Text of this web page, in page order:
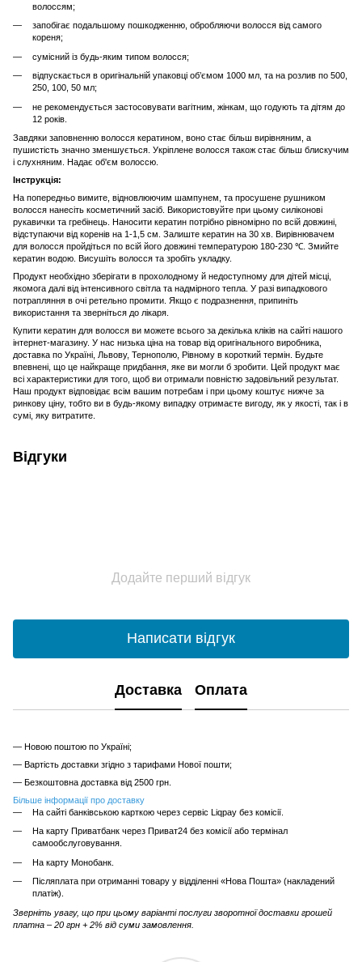
волоссям;
запобігає подальшому пошкодженню, обробляючи волосся від самого
кореня;
сумісний із будь-яким типом волосся;
відпускається в оригінальній упаковці об’ємом 1000 мл, та на розлив по 500,
250, 100, 50 мл;
не рекомендується застосовувати вагітним, жінкам, що годують та дітям до
12 років.
Завдяки заповненню волосся кератином, воно стає більш вирівняним, а
пушистість значно зменшується. Укріплене волосся також стає більш блискучим
і слухняним. Надає об'єм волоссю.
Інструкція:
На попередньо вимите, відновлюючим шампунем, та просушене рушником
волосся нанесіть косметичний засіб. Використовуйте при цьому силіконові
рукавички та гребінець. Наносити кератин потрібно рівномірно по всій довжині,
відступаючи від коренів на 1-1,5 см. Залиште кератин на 30 хв. Вирівнювачем
для волосся пройдіться по всій його довжині температурою 180-230 ℃ . Змийте
кератин водою. Висушіть волосся та зробіть укладку.
Продукт необхідно зберігати в прохолодному й недоступному для дітей місці,
якомога далі від інтенсивного світла та надмірного тепла. У разі випадкового
потрапляння в очі ретельно промити. Якщо є подразнення, припиніть
використання та зверніться до лікаря.
Купити кератин для волосся ви можете всього за декілька кліків на сайті нашого
інтернет-магазину. У нас низька ціна на товар від оригінального виробника,
доставка по Україні, Львову, Тернополю, Рівному в короткий термін. Будьте
впевнені, що це найкраще придбання, яке ви могли б зробити. Цей продукт має
всі характеристики для того, щоб ви отримали повністю задовільний результат.
Наш продукт відповідає всім вашим потребам і при цьому коштує нижче за
ринкову ціну, тобто ви в будь-якому випадку отримаєте вигоду, як у якості, так і в
сумі, яку витратите.
Відгуки
Додайте перший відгук
Написати відгук
Доставка Оплата
— Новою поштою по Україні;
— Вартість доставки згідно з тарифами Нової пошти;
— Безкоштовна доставка від 2500 грн.
Більше інформації про доставку
На сайті банківською карткою через сервіс Liqpay без комісії.
На карту Приватбанк через Приват24 без комісії або термінал
самообслуговування.
На карту Монобанк.
Післяплата при отриманні товару у відділенні «Нова Пошта» (накладений
платіж).
Зверніть увагу, що при цьому варіанті послуги зворотної доставки грошей
платна – 20 грн + 2% від суми замовлення.